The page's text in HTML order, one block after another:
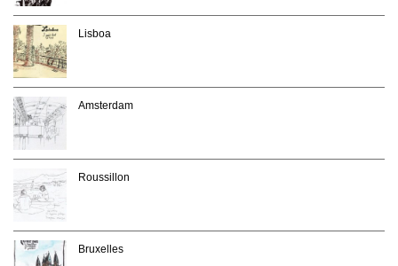
Lisboa
Amsterdam
Roussillon
Bruxelles